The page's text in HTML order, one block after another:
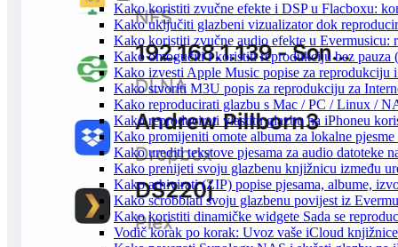
Kako koristiti zvučne efekte i DSP u Flacboxu:
Kako uključiti glazbeni vizualizator dok
Kako koristiti zvučne audio efekte u Evermusicu:
Kako omogućiti i koristiti reprodukciju bez pauza
Kako izvesti Apple Music popise za reprodukciju
Kako stvoriti M3U popis za reprodukciju za
Kako reproducirati glazbu s Mac / PC / Linux /
Kako reproducirati vlastitu glazbu na iPhoneu
Kako promijeniti omote albuma za lokalne
Kako urediti tekstove pjesama za audio datoteke
Kako prenijeti svoju glazbenu knjižnicu između
Kako arhivirati (ZIP) popise pjesama, albume,
Kako scrobblati svoju glazbenu povijest iz
Kako koristiti dinamičke widgete Sada se
Vodič korak po korak: Uvoz vaše iCloud